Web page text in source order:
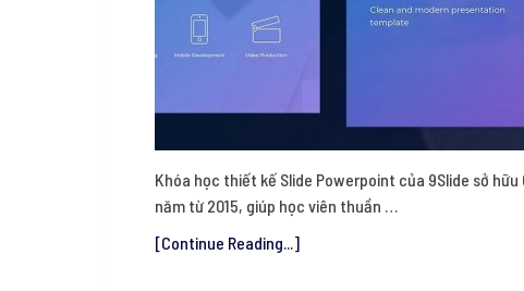
Khóa học thiết kế Slide Powerpoint của 9Slide sở
năm từ 2015, giúp học viên thuần …
[Continue Reading...]